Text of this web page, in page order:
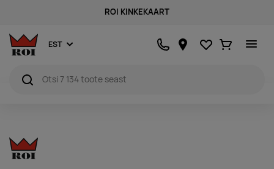
ROI KINKEKAART
EST Lemmikud
Ostukorv